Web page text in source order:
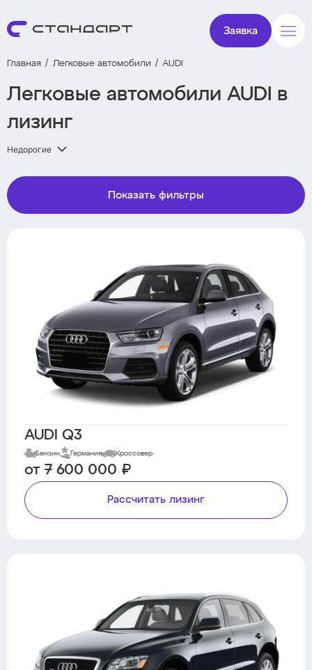
Заявка
Главная Легковые автомобили AUDI
Легковые автомобили AUDI в
лизинг
Недорогие
Показать фильтры
AUDI Q3
Бензин Германия Кроссовер
от 7 600 000 ₽
Рассчитать лизинг